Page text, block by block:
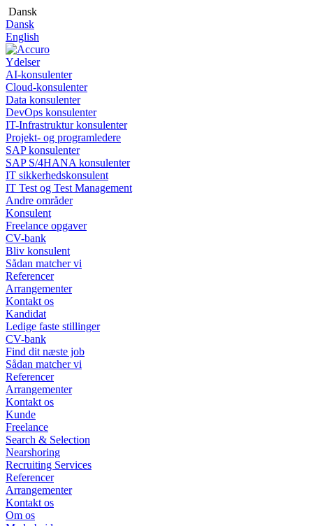
Dansk
Dansk
English
Ydelser
AI-konsulenter
Cloud-konsulenter
Data konsulenter
DevOps konsulenter
IT-Infrastruktur konsulenter
Projekt- og programledere
SAP konsulenter
SAP S/4HANA konsulenter
IT sikkerhedskonsulent
IT Test og Test Management
Andre områder
Konsulent
Freelance opgaver
CV-bank
Bliv konsulent
Sådan matcher vi
Referencer
Arrangementer
Kontakt os
Kandidat
Ledige faste stillinger
CV-bank
Find dit næste job
Sådan matcher vi
Referencer
Arrangementer
Kontakt os
Kunde
Freelance
Search & Selection
Nearshoring
Recruiting Services
Referencer
Arrangementer
Kontakt os
Om os